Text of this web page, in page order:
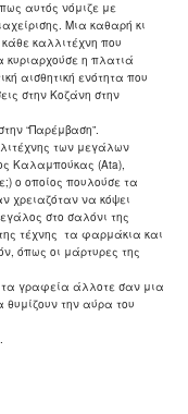
αυτός νόμιζε με
Μια καθαρή κι
καλλιτέχνη που
κυριαρχούσε η πλατιά
αισθητική ενότητα που
στην Κοζάνη στην
“Παρέμβαση”.
των μεγάλων
Καλαμπούκας (Αta),
ο οποίος πουλούσε τα
χρειαζόταν να κόψει
στο σαλόνι της
τέχνης τα φαρμάκια και
όπως οι μάρτυρες της
τα γραφεία άλλοτε σαν μια
την αύρα του